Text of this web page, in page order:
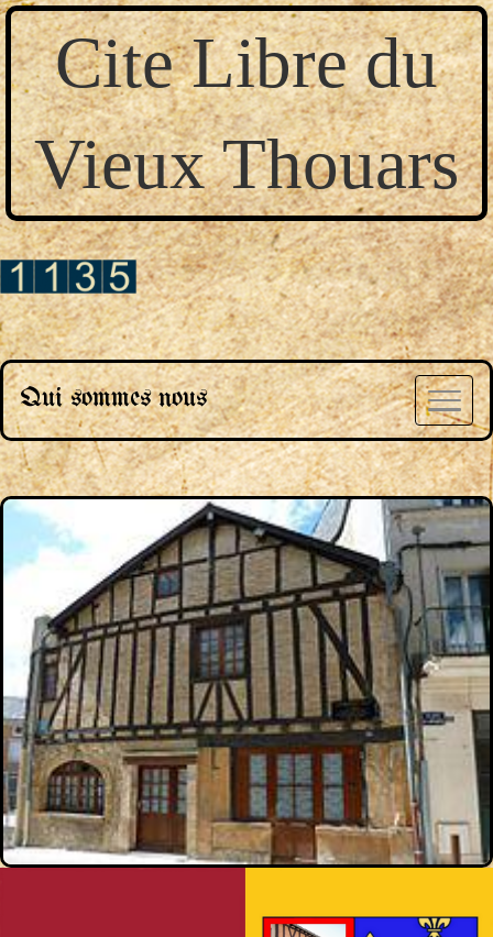
Cite Libre du
Vieux Thouars
Qui sommes nous